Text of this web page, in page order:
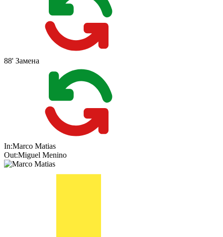
88' Замена
In:Marco Matias
Out:Miguel Menino